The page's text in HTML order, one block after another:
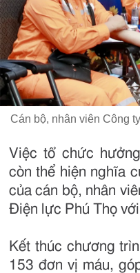
Cán bộ, nhân viên Công
Việc tổ chức
còn thể hiện nghĩa
của cán bộ, nhân
Điện lực Phú Thọ
Kết thúc chương
153 đơn vị máu,